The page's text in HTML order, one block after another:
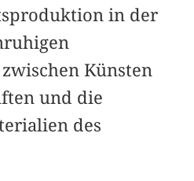
in der
Künsten
und die
des